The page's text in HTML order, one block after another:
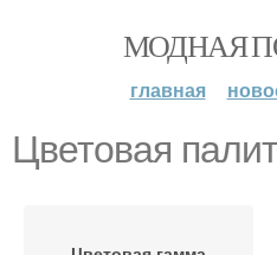
МОДНАЯ
главная
Цветовая